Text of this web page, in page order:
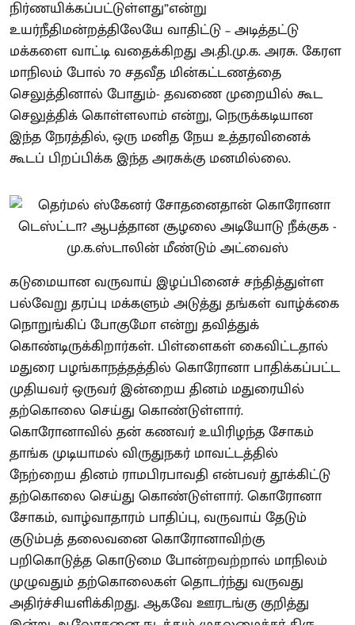
நிர்ணயிக்கப்பட்டுள்ளது”என்று
உயர்நீதிமன்றத்திலேயே வாதிட்டு – அடித்தட்டு
மக்களை வாட்டி வதைக்கிறது அ.தி.மு.க. அரசு. கேரள
மாநிலம் போல் 70 சதவீத மின்கட்டணத்தை
செலுத்தினால் போதும்- தவணை முறையில் கூட
செலுத்திக் கொள்ளலாம் என்று, நெருக்கடியான
இந்த நேரத்தில், ஒரு மனித நேய உத்தரவினைக்
கூடப் பிறப்பிக்க இந்த அரசுக்கு மனமில்லை.
கடுமையான வருவாய் இழப்பினைச் சந்தித்துள்ள
பல்வேறு தரப்பு மக்களும் அடுத்து தங்கள் வாழ்க்கை
நொறுங்கிப் போகுமோ என்று தவித்துக்
கொண்டிருக்கிறார்கள். பிள்ளைகள் கைவிட்டதால்
மதுரை பழங்காநத்தத்தில் கொரோனா பாதிக்கப்பட்ட
முதியவர் ஒருவர் இன்றைய தினம் மதுரையில்
தற்கொலை செய்து கொண்டுள்ளார்.
கொரோனாவில் தன் கணவர் உயிரிழந்த சோகம்
தாங்க முடியாமல் விருதுநகர் மாவட்டத்தில்
நேற்றைய தினம் ராமபிரபாவதி என்பவர் தூக்கிட்டு
தற்கொலை செய்து கொண்டுள்ளார். கொரோனா
சோகம், வாழ்வாதாரம் பாதிப்பு, வருவாய் தேடும்
குடும்பத் தலைவனை கொரோனாவிற்கு
பறிகொடுத்த கொடுமை போன்றவற்றால் மாநிலம்
முழுவதும் தற்கொலைகள் தொடர்ந்து வருவது
அதிர்ச்சியளிக்கிறது. ஆகவே ஊரடங்கு குறித்து